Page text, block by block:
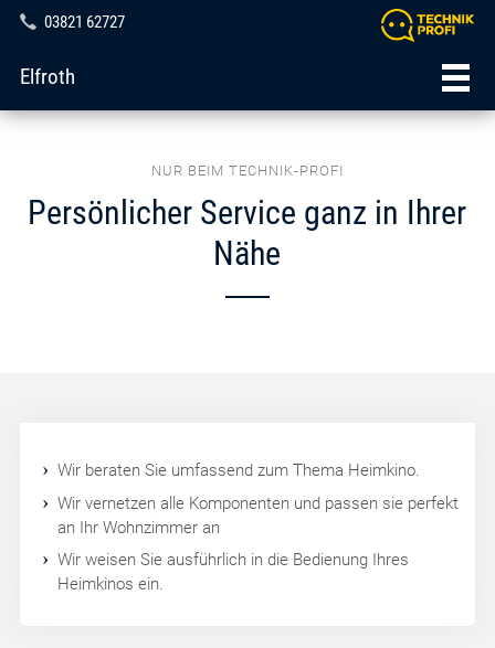
03821 62727
Elfroth
NUR BEIM TECHNIK-PROFI
Persönlicher Service ganz in Ihrer
Nähe
Wir beraten Sie umfassend zum Thema Heimkino.
Wir vernetzen alle Komponenten und passen sie perfekt
an Ihr Wohnzimmer an
Wir weisen Sie ausführlich in die Bedienung Ihres
Heimkinos ein.